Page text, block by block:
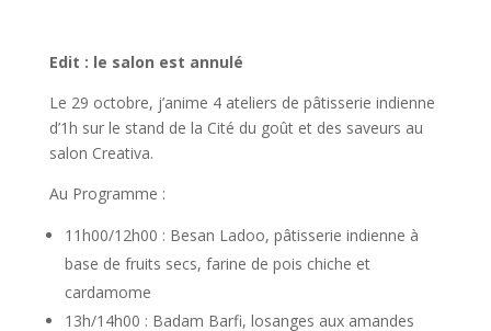
Edit : le salon est annulé
Le 29 octobre, j’anime 4 ateliers de pâtisserie indienne
d’1h sur le stand de la Cité du goût et des saveurs au
salon Creativa.
Au Programme :
11h00/12h00 : Besan Ladoo, pâtisserie indienne à
base de fruits secs, farine de pois chiche et
cardamome
13h/14h00 : Badam Barfi, losanges aux amandes